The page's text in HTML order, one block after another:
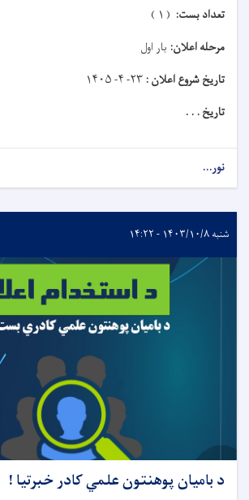
تعداد بست: ( ۱ )
مرحله اعلان: بار اول
تاریخ شروع اعلان : ۲۳- ۴- ۱۴۰۵
تاریخ . . .
نور...
شنبه ۱۴۰۳/۱۰/۸ - ۱۴:۲۲
د بامیان پوهنتون علمي کادر خبرتیا !